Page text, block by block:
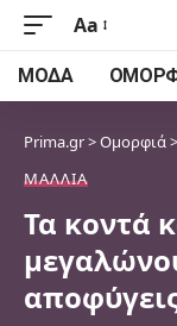
Font
Resizer
Aa
ΜΌΔΑ
Prima.gr>Ομορφιά>
ΜΑΛΛΙΆ
Τα κοντά